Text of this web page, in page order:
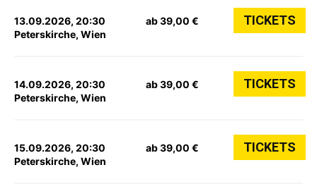
13.09.2026, 20:30
Peterskirche, Wien
ab 39,00 € TICKETS
14.09.2026, 20:30
Peterskirche, Wien
ab 39,00 € TICKETS
15.09.2026, 20:30
Peterskirche, Wien
ab 39,00 € TICKETS